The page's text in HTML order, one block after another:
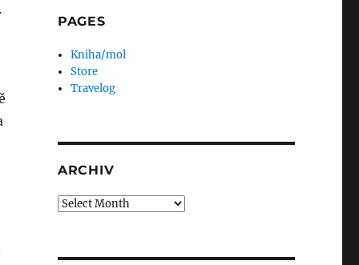
PAGES
Kniha/mol
Store
Travelog
ARCHIV
Archiv